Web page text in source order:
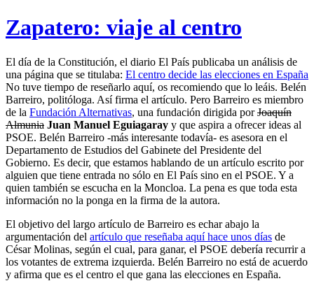
Zapatero: viaje al centro
El día de la Constitución, el diario El País publicaba un análisis de
una página que se titulaba: El centro decide las elecciones en España
No tuve tiempo de reseñarlo aquí, os recomiendo que lo leáis. Belén
Barreiro, politóloga. Así firma el artículo. Pero Barreiro es miembro
de la Fundación Alternativas, una fundación dirigida porJoaquín
Almunia Juan Manuel Eguiagaray y que aspira a ofrecer ideas al
PSOE. Belén Barreiro -más interesante todavía- es asesora en el
Departamento de Estudios del Gabinete del Presidente del
Gobierno. Es decir, que estamos hablando de un artículo escrito por
alguien que tiene entrada no sólo en El País sino en el PSOE. Y a
quien también se escucha en la Moncloa. La pena es que toda esta
información no la ponga en la firma de la autora.
El objetivo del largo artículo de Barreiro es echar abajo la
argumentación del artículo que reseñaba aquí hace unos días de
César Molinas, según el cual, para ganar, el PSOE debería recurrir a
los votantes de extrema izquierda. Belén Barreiro no está de acuerdo
y afirma que es el centro el que gana las elecciones en España.